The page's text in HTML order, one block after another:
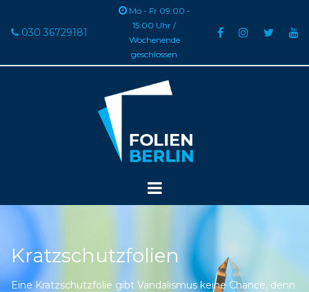
 030 36729181
Mo - Fr 09:00 -
15:00 Uhr /
Wochenende
geschlossen
   
Kratzschutzfolien
Eine Kratzschutzfolie gibt Vandalismus keine Chance, denn